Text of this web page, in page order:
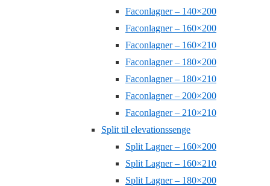
Faconlagner – 140×200
Faconlagner – 160×200
Faconlagner – 160×210
Faconlagner – 180×200
Faconlagner – 180×210
Faconlagner – 200×200
Faconlagner – 210×210
Split til elevationssenge
Split Lagner – 160×200
Split Lagner – 160×210
Split Lagner – 180×200